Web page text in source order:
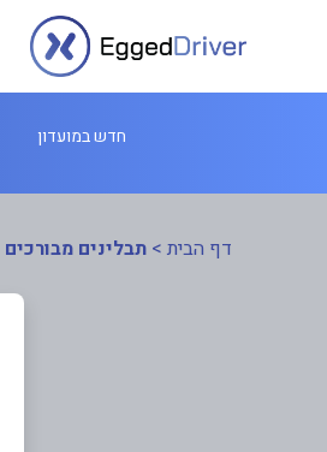
חדש במועדון
דף הבית > תבלינים מבורכים